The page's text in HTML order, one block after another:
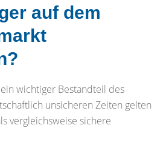
auf dem
wichtiger Bestandteil des
unsicheren Zeiten gelten
vergleichsweise sichere